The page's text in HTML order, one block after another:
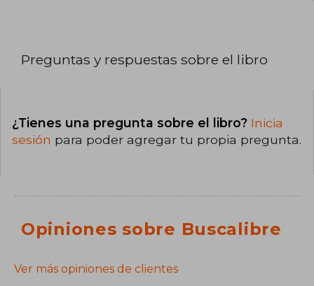
Preguntas y respuestas sobre el libro
¿Tienes una pregunta sobre el libro? Inicia
sesión para poder agregar tu propia pregunta.
Opiniones sobre Buscalibre
Ver más opiniones de clientes